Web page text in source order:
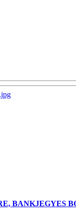
BANKJEGYES